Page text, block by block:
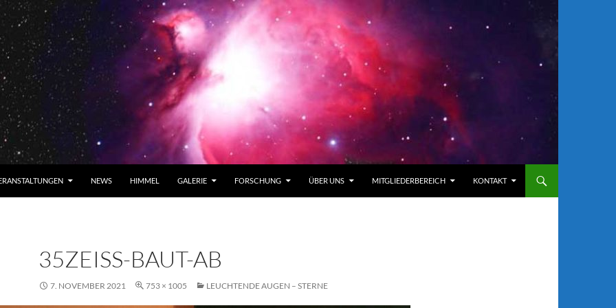
NEWS HIMMEL GALERIE FORSCHUNG ÜBER UNS MITGLIEDERBEREICH KONTAKT
35ZEISS-BAUT-AB
7. NOVEMBER 2021 753 × 1005 LEUCHTENDE AUGEN – STERNE